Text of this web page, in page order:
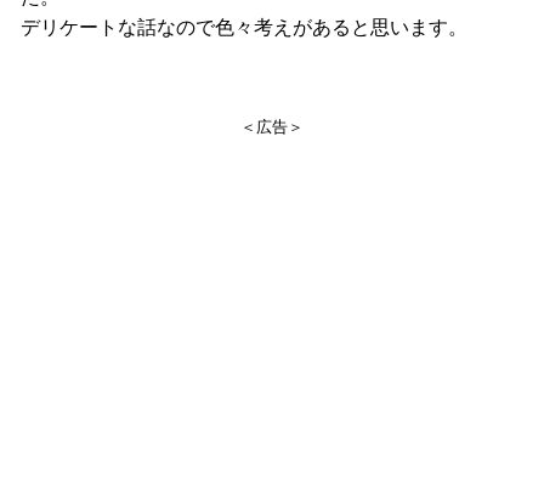
デリケートな話なので色々考えがあると思います。
＜広告＞